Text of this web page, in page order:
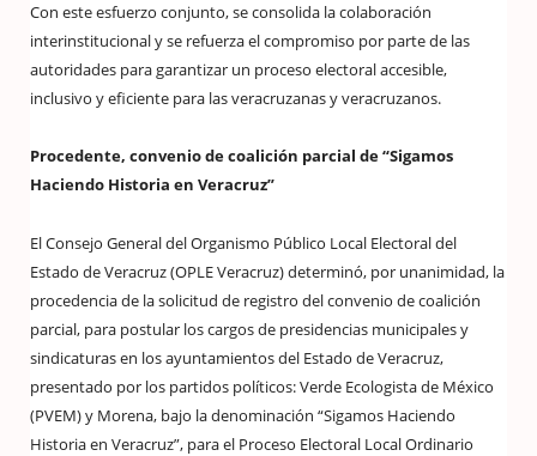
Con este esfuerzo conjunto, se consolida la colaboración
interinstitucional y se refuerza el compromiso por parte de las
autoridades para garantizar un proceso electoral accesible,
inclusivo y eficiente para las veracruzanas y veracruzanos.
Procedente, convenio de coalición parcial de “Sigamos
Haciendo Historia en Veracruz”
El Consejo General del Organismo Público Local Electoral del
Estado de Veracruz (OPLE Veracruz) determinó, por unanimidad, la
procedencia de la solicitud de registro del convenio de coalición
parcial, para postular los cargos de presidencias municipales y
sindicaturas en los ayuntamientos del Estado de Veracruz,
presentado por los partidos políticos: Verde Ecologista de México
(PVEM) y Morena, bajo la denominación “Sigamos Haciendo
Historia en Veracruz”, para el Proceso Electoral Local Ordinario